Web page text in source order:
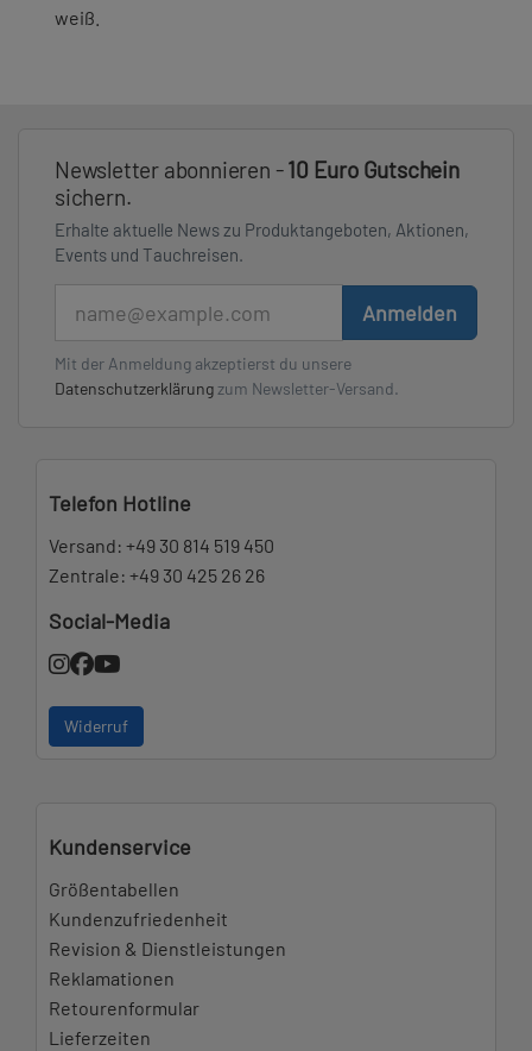
weiß.
Newsletter abonnieren -10 Euro Gutschein
sichern.
Erhalte aktuelle News zu Produktangeboten, Aktionen,
Events und Tauchreisen.
Anmelden
Mit der Anmeldung akzeptierst du unsere
Datenschutzerklärung zum Newsletter-Versand.
Telefon Hotline
Versand: +49 30 814 519 450
Zentrale: +49 30 425 26 26
Social-Media
Widerruf
Kundenservice
Größentabellen
Kundenzufriedenheit
Revision & Dienstleistungen
Reklamationen
Retourenformular
Lieferzeiten